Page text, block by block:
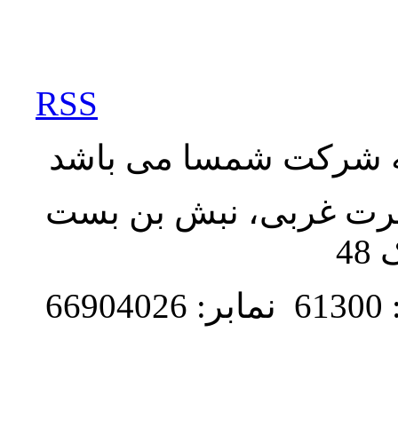
RSS
شرکت شمسا می باشد
غربی، نبش بن بست